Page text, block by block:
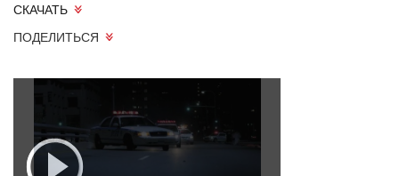
СКАЧАТЬ
ПОДЕЛИТЬСЯ